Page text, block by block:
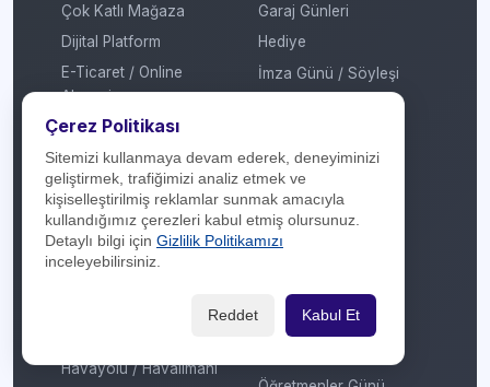
Çok Katlı Mağaza
Dijital Platform
E-Ticaret / Online
Alışveriş
Eğitim / Kırtasiye
Elektrikli Araç Şarj
İstasyonu
Elektronik
Enerji
Ev Tekstili
Havayolu / Havalimanı
Garaj Günleri
Hediye
İmza Günü / Söyleşi
Kermes
Kitap Fuarı
Konser / Sergi
Mobil Ödeme
Çerez Politikası
Sitemizi kullanmaya devam ederek, deneyiminizi
geliştirmek, trafiğimizi analiz etmek ve
kişiselleştirilmiş reklamlar sunmak amacıyla
kullandığımız çerezleri kabul etmiş olursunuz.
Detaylı bilgi için Gizlilik Politikamızı
inceleyebilirsiniz.
Reddet Kabul Et